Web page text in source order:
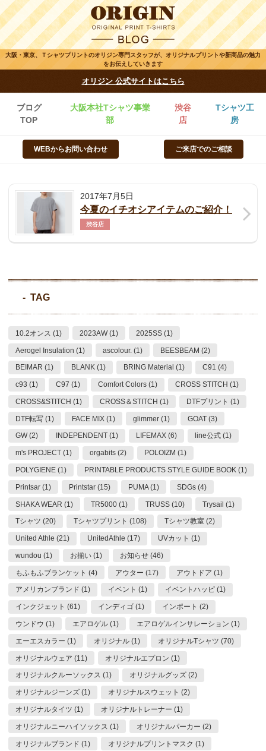
大阪・東京、Ｔシャツプリントのオリジン専門スタッフが、オリジナルプリントや新商品の魅力
をお伝えしていきます
オリジン 公式サイトはこちら
ブログ
TOP
大阪本社Tシャツ事業
部
渋谷
店
Tシャツ工
房
WEBからお問い合わせ ご来店でのご相談
2017年7月5日
今夏のイチオシアイテムのご紹介！
渋谷店
TAG
10.2オンス (1) 2023AW (1) 2025SS (1)
Aerogel Insulation (1) ascolour. (1) BEESBEAM (2)
BEIMAR (1) BLANK (1) BRING Material (1) C91 (4)
c93 (1) C97 (1) Comfort Colors (1) CROSS STITCH (1)
CROSS&STITCH (1) CROSS＆STITCH (1) DTFプリント (1)
DTF転写 (1) FACE MIX (1) glimmer (1) GOAT (3)
GW (2) INDEPENDENT (1) LIFEMAX (6) line公式 (1)
m's PROJECT (1) orgabits (2) POLOIZM (1)
POLYGIENE (1) PRINTABLE PRODUCTS STYLE GUIDE BOOK (1)
Printsar (1) Printstar (15) PUMA (1) SDGs (4)
SHAKA WEAR (1) TR5000 (1) TRUSS (10) Trysail (1)
Tシャツ (20) Tシャツプリント (108) Tシャツ教室 (2)
United Athle (21) UnitedAthle (17) UVカット (1)
wundou (1) お揃い (1) お知らせ (46)
もふもふブランケット (4) アウター (17) アウトドア (1)
アメリカンブランド (1) イベント (1) イベントハッピ (1)
インクジェット (61) インディゴ (1) インポート (2)
ウンドウ (1) エアロゲル (1) エアロゲルインサレーション (1)
エーエスカラー (1) オリジナル (1) オリジナルTシャツ (70)
オリジナルウェア (11) オリジナルエプロン (1)
オリジナルクルーソックス (1) オリジナルグッズ (2)
オリジナルジーンズ (1) オリジナルスウェット (2)
オリジナルタイツ (1) オリジナルトレーナー (1)
オリジナルニーハイソックス (1) オリジナルパーカー (2)
オリジナルブランド (1) オリジナルプリントマスク (1)